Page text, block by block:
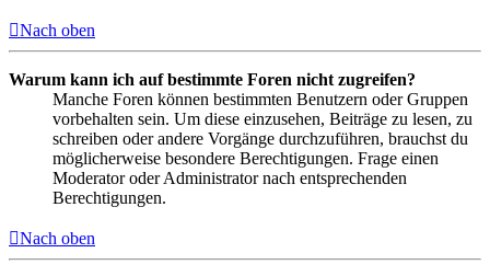
Nach oben
Warum kann ich auf bestimmte Foren nicht zugreifen?
Manche Foren können bestimmten Benutzern oder Gruppen
vorbehalten sein. Um diese einzusehen, Beiträge zu lesen, zu
schreiben oder andere Vorgänge durchzuführen, brauchst du
möglicherweise besondere Berechtigungen. Frage einen
Moderator oder Administrator nach entsprechenden
Berechtigungen.
Nach oben